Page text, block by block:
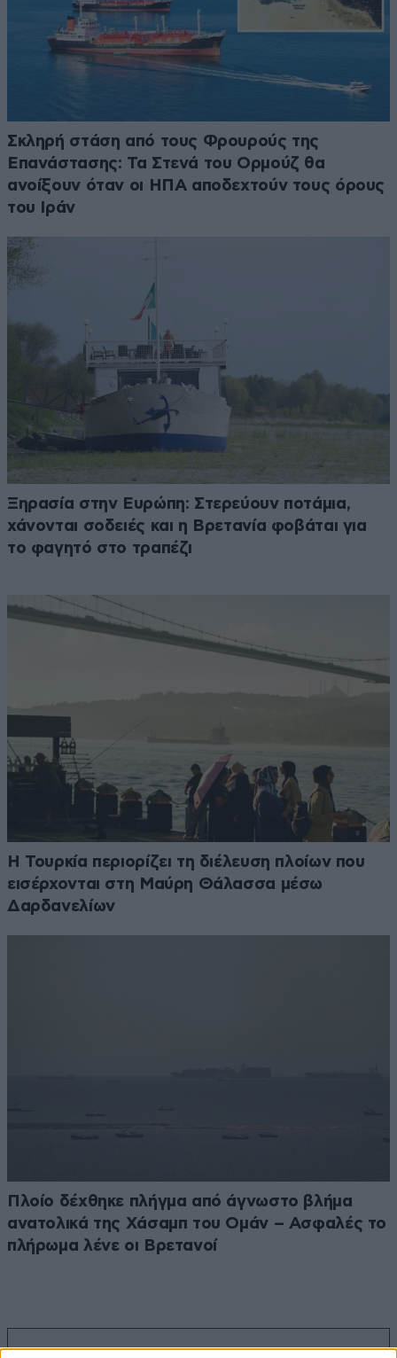
Σκληρή στάση από τους Φρουρούς της
Επανάστασης: Τα Στενά του Ορμούζ θα
ανοίξουν όταν οι ΗΠΑ αποδεχτούν τους όρους
του Ιράν
Ξηρασία στην Ευρώπη: Στερεύουν ποτάμια,
χάνονται σοδειές και η Βρετανία φοβάται για
το φαγητό στο τραπέζι
Η Τουρκία περιορίζει τη διέλευση πλοίων που
εισέρχονται στη Μαύρη Θάλασσα μέσω
Δαρδανελίων
Πλοίο δέχθηκε πλήγμα από άγνωστο βλήμα
ανατολικά της Χάσαμπ του Ομάν – Ασφαλές το
πλήρωμα λένε οι Βρετανοί